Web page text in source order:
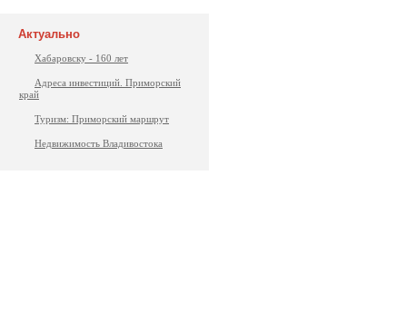
Актуально
Хабаровску - 160 лет
Адреса инвестиций. Приморский
край
Туризм: Приморский маршрут
Недвижимость Владивостока